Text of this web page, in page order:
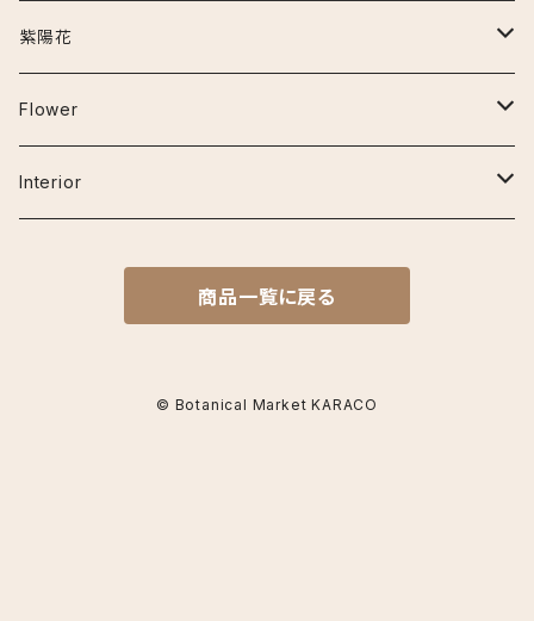
ナイロビナイツ
アンスリウム
クラリネルビウム
ジズー（ジゾー）
エスキナンサス
マルメラータ
オーガスタ
クロコダイルファーン
セメント鉢
お手入れ用品
その他の用品
~30cm
30cm~50cm
50cm~80cm
紫陽花
アーリーピンク
アデュラ
コットンキャンディ
Flower
ベゴニア
リーガスベゴニア
Interior
商品一覧に戻る
© Botanical Market KARACO